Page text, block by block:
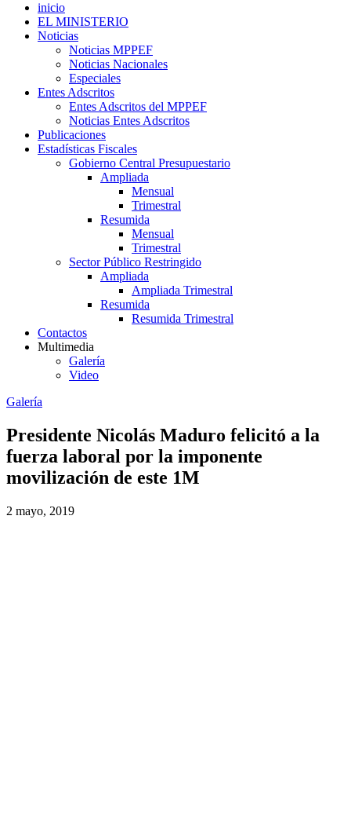
inicio
EL MINISTERIO
Noticias
Noticias MPPEF
Noticias Nacionales
Especiales
Entes Adscritos
Entes Adscritos del MPPEF
Noticias Entes Adscritos
Publicaciones
Estadísticas Fiscales
Gobierno Central Presupuestario
Ampliada
Mensual
Trimestral
Resumida
Mensual
Trimestral
Sector Público Restringido
Ampliada
Ampliada Trimestral
Resumida
Resumida Trimestral
Contactos
Multimedia
Galería
Video
Galería
Presidente Nicolás Maduro felicitó a la
fuerza laboral por la imponente
movilización de este 1M
2 mayo, 2019